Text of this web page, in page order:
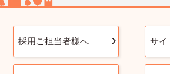
採用ご担当者様へ サイ